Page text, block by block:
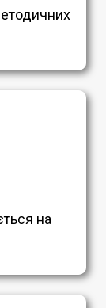
на